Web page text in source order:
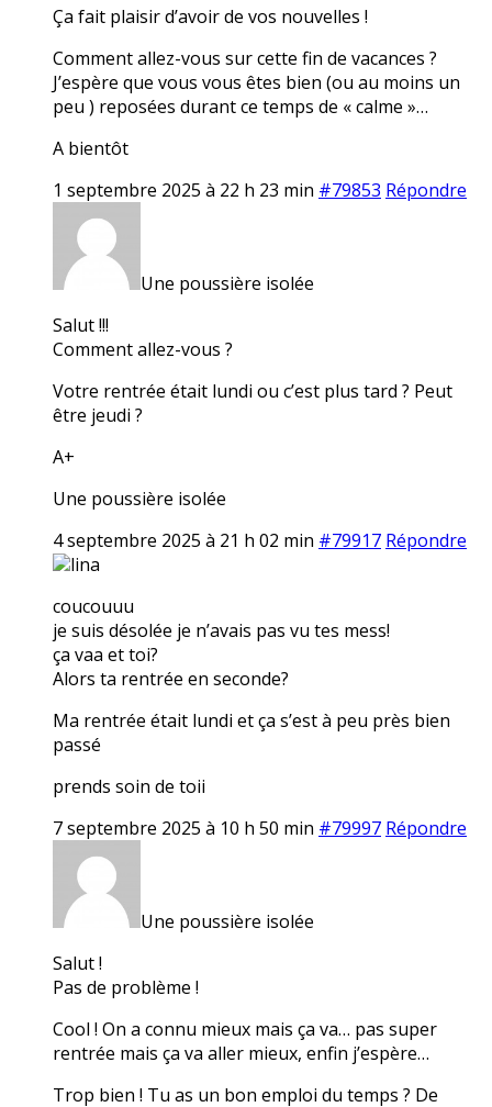
Ça fait plaisir d’avoir de vos nouvelles !
Comment allez-vous sur cette fin de vacances ?
J’espère que vous vous êtes bien (ou au moins un
peu ) reposées durant ce temps de « calme »…
A bientôt
1 septembre 2025 à 22 h 23 min #79853 Répondre
Une poussière isolée
Salut !!!
Comment allez-vous ?
Votre rentrée était lundi ou c’est plus tard ? Peut
être jeudi ?
A+
Une poussière isolée
4 septembre 2025 à 21 h 02 min #79917 Répondre
lina
coucouuu
je suis désolée je n’avais pas vu tes mess!
ça vaa et toi?
Alors ta rentrée en seconde?
Ma rentrée était lundi et ça s’est à peu près bien
passé
prends soin de toii
7 septembre 2025 à 10 h 50 min #79997 Répondre
Une poussière isolée
Salut !
Pas de problème !
Cool ! On a connu mieux mais ça va… pas super
rentrée mais ça va aller mieux, enfin j’espère…
Trop bien ! Tu as un bon emploi du temps ? De